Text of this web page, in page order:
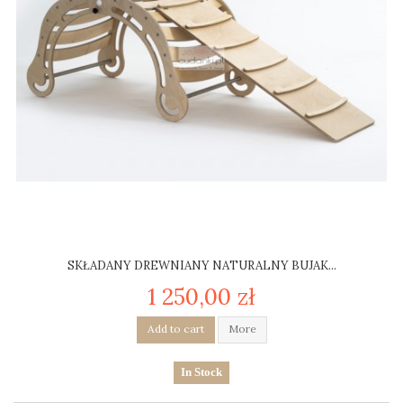
SKŁADANY DREWNIANY NATURALNY BUJAK...
1 250,00 zł
Add to cart More
In Stock